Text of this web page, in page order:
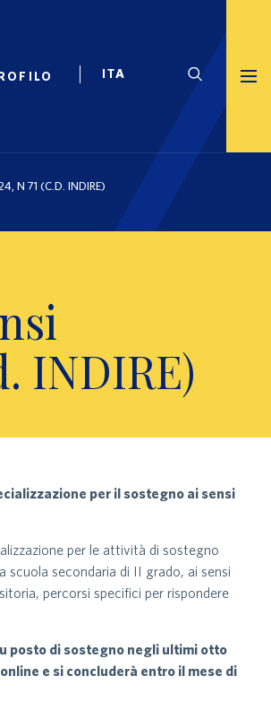
N 71 (C.D. INDIRE)
INDIRE)
per il sostegno ai sensi
per le attività di sostegno
scuola secondaria di II grado, ai sensi
percorsi specifici per rispondere
posto di sostegno negli ultimi otto
e si concluderà entro il mese di